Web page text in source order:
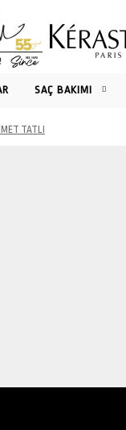
SAÇ BAKIMI
TATLI